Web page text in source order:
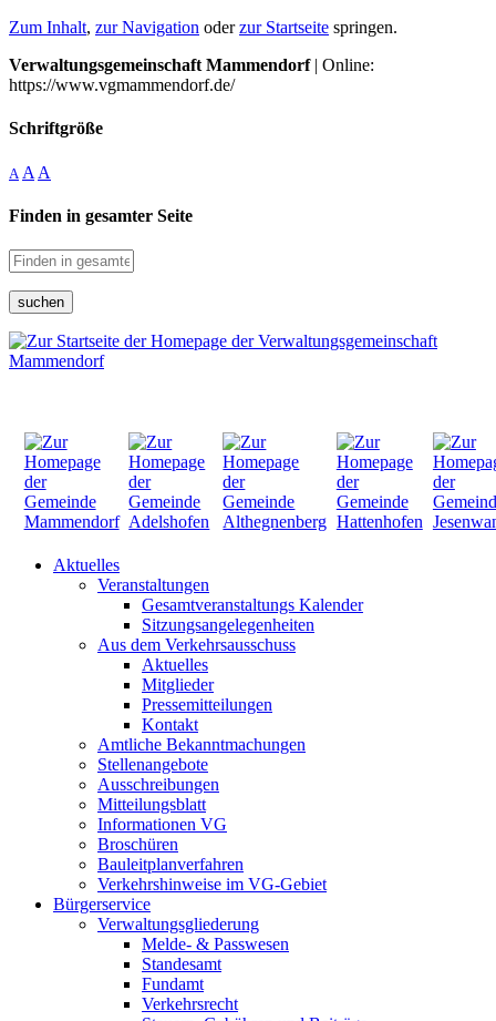
Zum Inhalt, zur Navigation oderzur Startseite springen.
Verwaltungsgemeinschaft Mammendorf| Online:
https://www.vgmammendorf.de/
Schriftgröße
A A A
Finden in gesamter Seite
suchen
Aktuelles
Veranstaltungen
Gesamtveranstaltungs Kalender
Sitzungsangelegenheiten
Aus dem Verkehrsausschuss
Aktuelles
Mitglieder
Pressemitteilungen
Kontakt
Amtliche Bekanntmachungen
Stellenangebote
Ausschreibungen
Mitteilungsblatt
Informationen VG
Broschüren
Bauleitplanverfahren
Verkehrshinweise im VG-Gebiet
Bürgerservice
Verwaltungsgliederung
Melde- & Passwesen
Standesamt
Fundamt
Verkehrsrecht